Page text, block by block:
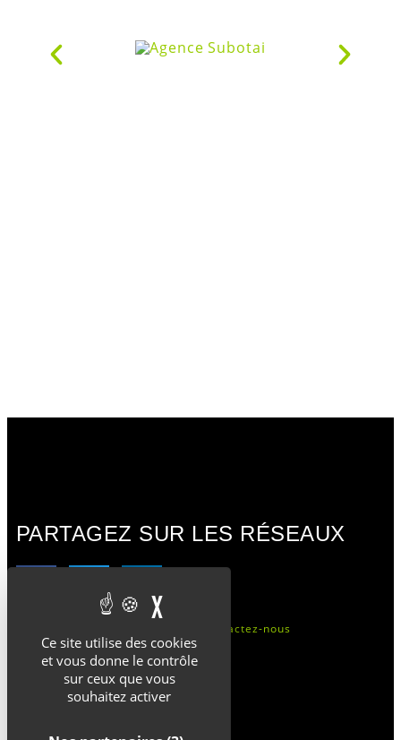
Ce site utilise des cookies
et vous donne le contrôle
sur ceux que vous
souhaitez activer
X
PARTAGEZ SUR LES RÉSEAUX
Contactez-nous